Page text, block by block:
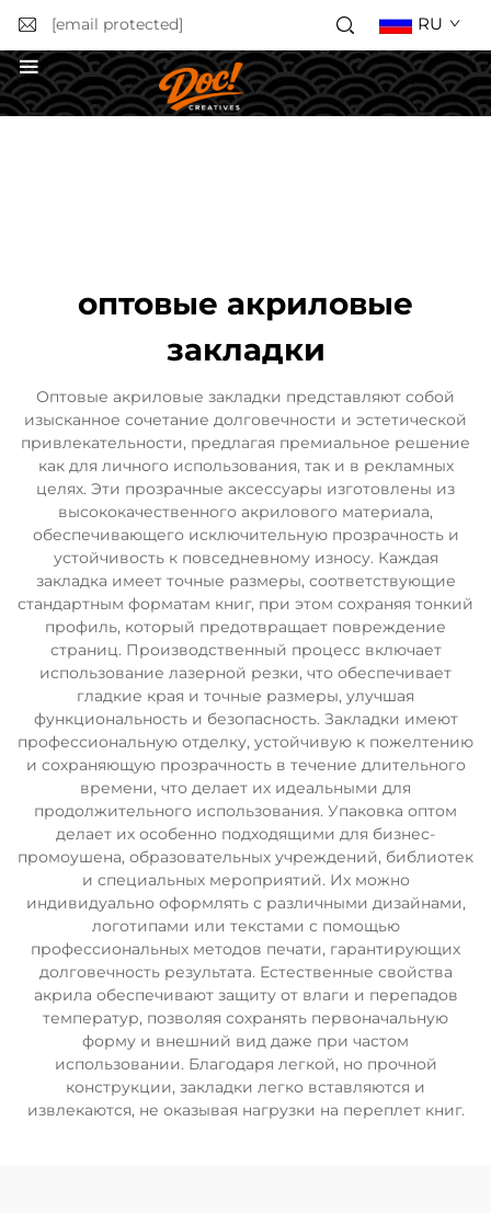
[email protected] RU
оптовые акриловые
закладки
Оптовые акриловые закладки представляют собой
изысканное сочетание долговечности и эстетической
привлекательности, предлагая премиальное решение
как для личного использования, так и в рекламных
целях. Эти прозрачные аксессуары изготовлены из
высококачественного акрилового материала,
обеспечивающего исключительную прозрачность и
устойчивость к повседневному износу. Каждая
закладка имеет точные размеры, соответствующие
стандартным форматам книг, при этом сохраняя тонкий
профиль, который предотвращает повреждение
страниц. Производственный процесс включает
использование лазерной резки, что обеспечивает
гладкие края и точные размеры, улучшая
функциональность и безопасность. Закладки имеют
профессиональную отделку, устойчивую к пожелтению
и сохраняющую прозрачность в течение длительного
времени, что делает их идеальными для
продолжительного использования. Упаковка оптом
делает их особенно подходящими для бизнес-
промоушена, образовательных учреждений, библиотек
и специальных мероприятий. Их можно
индивидуально оформлять с различными дизайнами,
логотипами или текстами с помощью
профессиональных методов печати, гарантирующих
долговечность результата. Естественные свойства
акрила обеспечивают защиту от влаги и перепадов
температур, позволяя сохранять первоначальную
форму и внешний вид даже при частом
использовании. Благодаря легкой, но прочной
конструкции, закладки легко вставляются и
извлекаются, не оказывая нагрузки на переплет книг.